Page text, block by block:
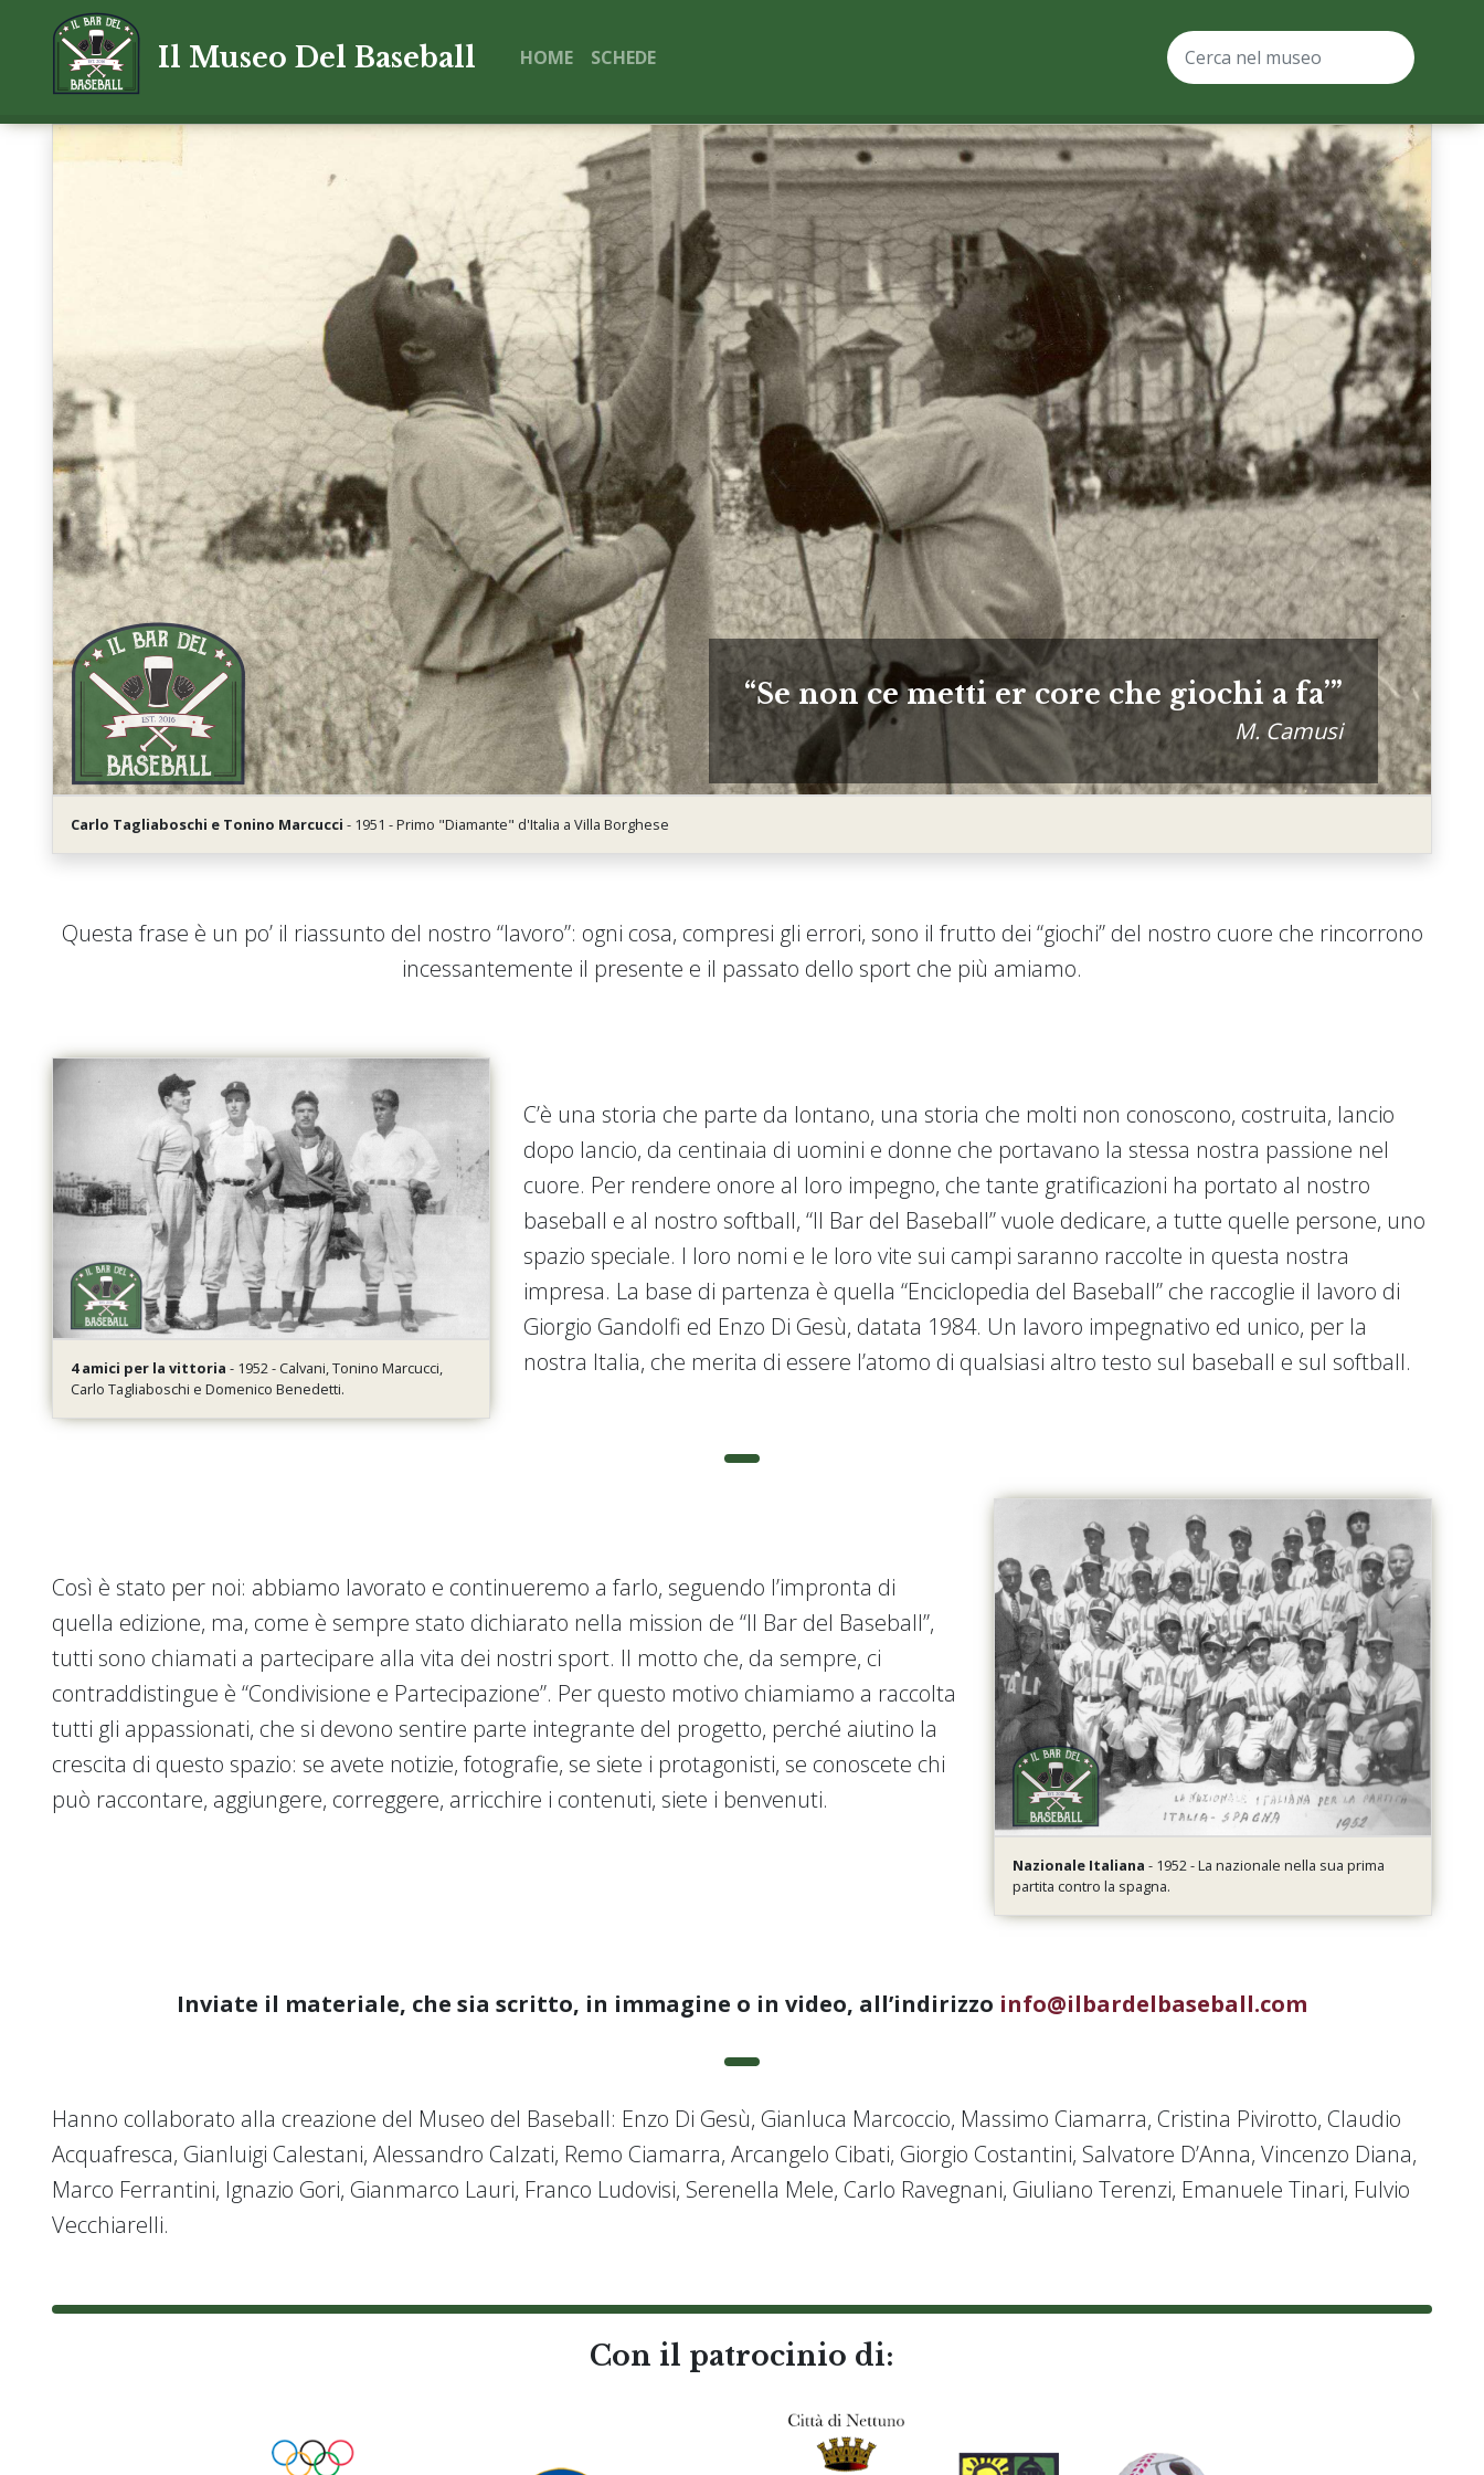
Il Museo Del Baseball HOME SCHEDE
Se non ce metti er core che giochi a fa’
M. Camusi
Carlo Tagliaboschi e Tonino Marcucci - 1951 - Primo "Diamante" d'Italia a Villa Borghese
Questa frase è un po’ il riassunto del nostro “lavoro”: ogni cosa, compresi gli errori, sono il frutto dei “giochi” del nostro cuore che rincorrono
incessantemente il presente e il passato dello sport che più amiamo.
4 amici per la vittoria - 1952 - Calvani, Tonino Marcucci,
Carlo Tagliaboschi e Domenico Benedetti.
C’è una storia che parte da lontano, una storia che molti non conoscono, costruita, lancio
dopo lancio, da centinaia di uomini e donne che portavano la stessa nostra passione nel
cuore. Per rendere onore al loro impegno, che tante gratificazioni ha portato al nostro
baseball e al nostro softball, “Il Bar del Baseball” vuole dedicare, a tutte quelle persone, uno
spazio speciale. I loro nomi e le loro vite sui campi saranno raccolte in questa nostra
impresa. La base di partenza è quella “Enciclopedia del Baseball” che raccoglie il lavoro di
Giorgio Gandolfi ed Enzo Di Gesù, datata 1984. Un lavoro impegnativo ed unico, per la
nostra Italia, che merita di essere l’atomo di qualsiasi altro testo sul baseball e sul softball.
Così è stato per noi: abbiamo lavorato e continueremo a farlo, seguendo l’impronta di
quella edizione, ma, come è sempre stato dichiarato nella mission de “Il Bar del Baseball”,
tutti sono chiamati a partecipare alla vita dei nostri sport. Il motto che, da sempre, ci
contraddistingue è “Condivisione e Partecipazione”. Per questo motivo chiamiamo a raccolta
tutti gli appassionati, che si devono sentire parte integrante del progetto, perché aiutino la
crescita di questo spazio: se avete notizie, fotografie, se siete i protagonisti, se conoscete chi
può raccontare, aggiungere, correggere, arricchire i contenuti, siete i benvenuti.
Nazionale Italiana - 1952 - La nazionale nella sua prima
partita contro la spagna.
Inviate il materiale, che sia scritto, in immagine o in video, all’indirizzo info@ilbardelbaseball.com
Hanno collaborato alla creazione del Museo del Baseball: Enzo Di Gesù, Gianluca Marcoccio, Massimo Ciamarra, Cristina Pivirotto, Claudio
Acquafresca, Gianluigi Calestani, Alessandro Calzati, Remo Ciamarra, Arcangelo Cibati, Giorgio Costantini, Salvatore D’Anna, Vincenzo Diana,
Marco Ferrantini, Ignazio Gori, Gianmarco Lauri, Franco Ludovisi, Serenella Mele, Carlo Ravegnani, Giuliano Terenzi, Emanuele Tinari, Fulvio
Vecchiarelli.
Con il patrocinio di: